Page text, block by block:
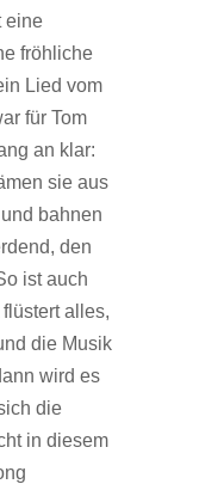
eine
fröhliche
Lied vom
für Tom
an klar:
sie aus
bahnen
den
ist auch
alles,
die Musik
wird es
die
in diesem